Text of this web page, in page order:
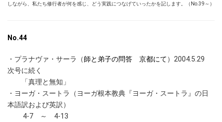
しながら、私たち修行者が何を感じ、どう実践につなげていったかを記します。（No.39～）
No.44
・プラナヴァ・サーラ（師と弟子の問答 京都にて）2004.5.29
次号に続く
「真理と無知」
・ヨーガ・スートラ
（ヨーガ根本教典『ヨーガ・スートラ』の日
本語訳および英訳）
4-7 ～ 4-13